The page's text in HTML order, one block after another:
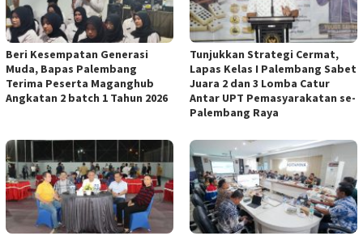
Beri Kesempatan Generasi
Muda, Bapas Palembang
Terima Peserta Maganghub
Angkatan 2 batch 1 Tahun 2026
Tunjukkan Strategi Cermat,
Lapas Kelas I Palembang Sabet
Juara 2 dan 3 Lomba Catur
Antar UPT Pemasyarakatan se-
Palembang Raya